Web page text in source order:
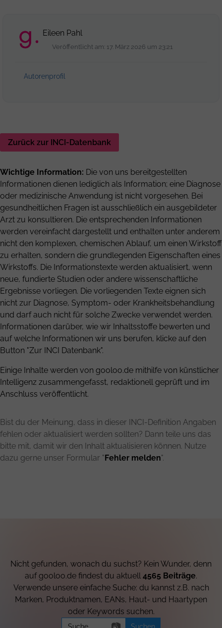
Eileen Pahl
Veröffentlicht am: 17. März 2026 um 23:21
Autorenprofil
Zurück zur INCI-Datenbank
Wichtige Information: Die von uns bereitgestellten
Informationen dienen lediglich als Information; eine Diagnose
oder medizinische Anwendung ist nicht vorgesehen. Bei
gesundheitlichen Fragen ist ausschließlich ein ausgebildeter
Arzt zu konsultieren. Die entsprechenden Informationen
werden vereinfacht dargestellt und enthalten unter anderem
nicht den komplexen, chemischen Ablauf, um einen Wirkstoff
zu erhalten, sondern die grundlegenden Eigenschaften eines
Wirkstoffs. Die Informationstexte werden aktualisiert, wenn
neue, fundierte Studien oder andere wissenschaftliche
Ergebnisse vorliegen. Die vorliegenden Texte eignen sich
nicht zur Diagnose, Symptom- oder Krankheitsbehandlung
und darf auch nicht für solche Zwecke verwendet werden.
Informationen darüber, wie wir Inhaltsstoffe bewerten und
auf welche Informationen wir uns berufen, klicke auf den
Button "Zur INCI Datenbank".
Einige Inhalte werden von gooloo.de mithilfe von künstlicher
Intelligenz zusammengefasst, redaktionell geprüft und im
Anschluss veröffentlicht.
Bist du der Meinung, dass in dieser INCI-Definition Angaben
fehlen oder aktualisiert werden sollten? Dann teile uns das
bitte mit, damit wir den Inhalt aktualisieren können. Nutze
dazu gerne unser Formular "Fehler melden".
Nicht gefunden, wonach du suchst? Kein Wunder, denn
auf gooloo.de findest du aktuell 4565 Beiträge.
Verwende unsere einfache Suche: du kannst z.B. nach
Marken, Produktnamen, EANs, Haut- und Haartypen
oder Keywords suchen.
Search